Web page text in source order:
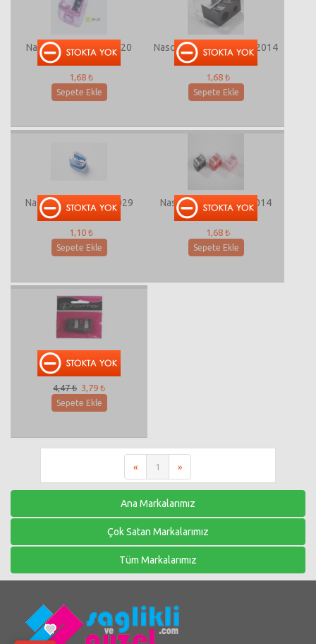
Nascita Kalemtraş SH-20
1,68 ₺
Sepete Ekle
Nascita İkili Kalemtraş 82014
1,68 ₺
Sepete Ekle
Nascita Kalemtraş X0029
1,10 ₺
Sepete Ekle
Nascita Kalem Traş 82014
1,68 ₺
Sepete Ekle
Flormar Kalemtraş
4,47 ₺ 3,79 ₺
Sepete Ekle
« 1 »
Ana Markalarımız
Çok Satan Markalarımız
Tüm Markalarımız